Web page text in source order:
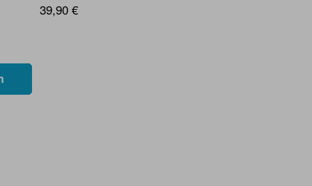
39,90 €